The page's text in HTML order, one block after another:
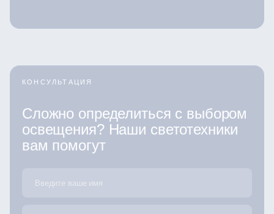
КОНСУЛЬТАЦИЯ
Сложно определиться с выбором
освещения? Наши светотехники
вам помогут